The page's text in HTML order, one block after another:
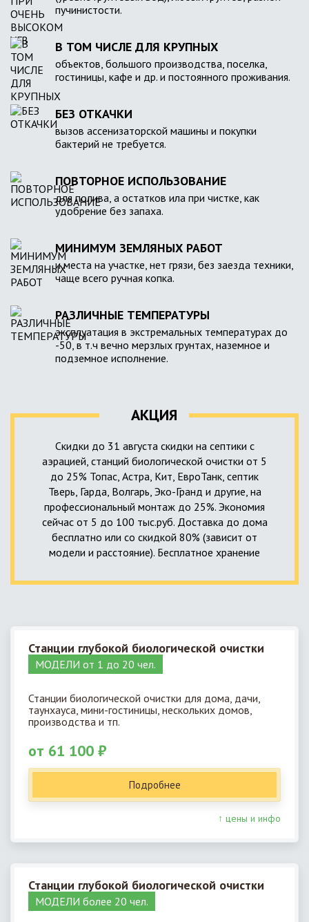
пучинистости.
В ТОМ ЧИСЛЕ ДЛЯ КРУПНЫХ
объектов, большого производства, поселка,
гостиницы, кафе и др. и постоянного проживания.
БЕЗ ОТКАЧКИ
вызов ассенизаторской машины и покупки
бактерий не требуется.
ПОВТОРНОЕ ИСПОЛЬЗОВАНИЕ
для полива, а остатков ила при чистке, как
удобрение без запаха.
МИНИМУМ ЗЕМЛЯНЫХ РАБОТ
и места на участке, нет грязи, без заезда техники,
чаще всего ручная копка.
РАЗЛИЧНЫЕ ТЕМПЕРАТУРЫ
эксплуатация в экстремальных температурах до
-50, в т.ч вечно мерзлых грунтах, наземное и
подземное исполнение.
АКЦИЯ
Скидки до 31 августа скидки на септики с
аэрацией, станций биологической очистки от 5
до 25% Топас, Астра, Кит, ЕвроТанк, септик
Тверь, Гарда, Волгарь, Эко-Гранд и другие, на
профессиональный монтаж до 25%. Экономия
сейчас от 5 до 100 тыс.руб. Доставка до дома
бесплатно или со скидкой 80% (зависит от
модели и расстояние). Бесплатное хранение
Станции глубокой биологической очистки
МОДЕЛИ от 1 до 20 чел.
Станции биологической очистки для дома, дачи,
таунхауса, мини-гостиницы, нескольких домов,
производства и тп.
от 61 100 ₽
Подробнее
↑ цены и инфо
Станции глубокой биологической очистки
МОДЕЛИ более 20 чел.